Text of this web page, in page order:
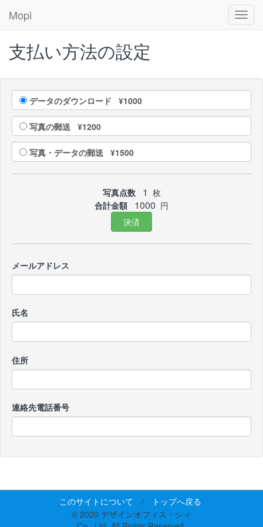
Mopi
支払い方法の設定
データのダウンロード ¥1000
写真の郵送 ¥1200
写真・データの郵送 ¥1500
写真点数 1 枚
合計金額
1000 円
決済
メールアドレス
氏名
住所
連絡先電話番号
このサイトについて /
トップへ戻る
© 2020 デザインオフィス・シィ